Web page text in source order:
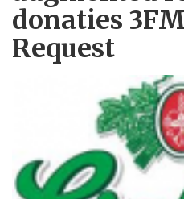
donaties
Request